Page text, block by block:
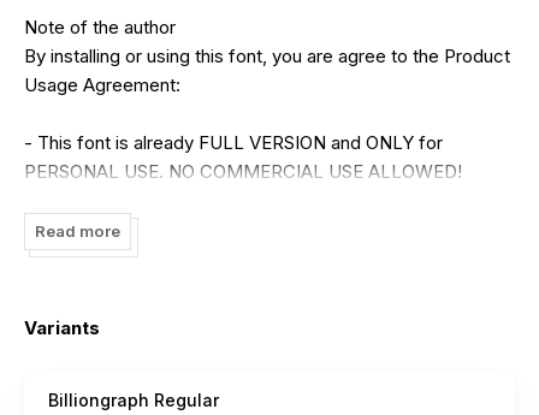
Note of the author
By installing or using this font, you are agree to the Product
Usage Agreement:
- This font is already FULL VERSION and ONLY for
PERSONAL USE. NO COMMERCIAL USE ALLOWED!
- Here is the link to purchase commercial license:
https://allousestudio.com/shop/
- For Corporate use you have to purchase Corporate
- If you need a custom license please contact us at
Read more
Variants
Billiongraph Regular